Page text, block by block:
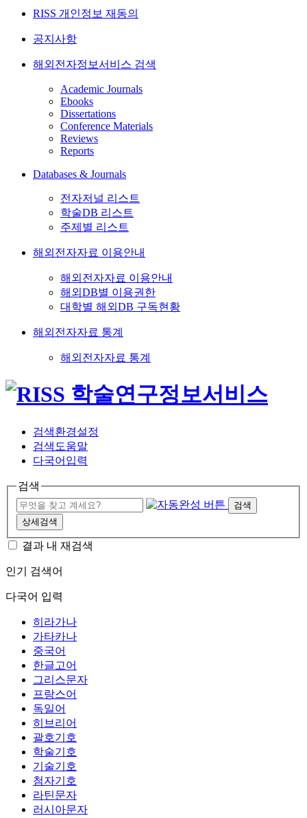
RISS 개인정보 재동의
공지사항
해외전자정보서비스 검색
Academic Journals
Ebooks
Dissertations
Conference Materials
Reviews
Reports
Databases & Journals
전자저널 리스트
학술DB 리스트
주제별 리스트
해외전자자료 이용안내
해외전자자료 이용안내
해외DB별 이용권한
대학별 해외DB 구독현황
해외전자자료 통계
해외전자자료 통계
검색환경설정
검색도움말
다국어입력
검색
검색
상세검색
결과 내 재검색
인기 검색어
다국어 입력
히라가나
가타카나
중국어
한글고어
그리스문자
프랑스어
독일어
히브리어
괄호기호
학술기호
기술기호
첨자기호
라틴문자
러시아문자